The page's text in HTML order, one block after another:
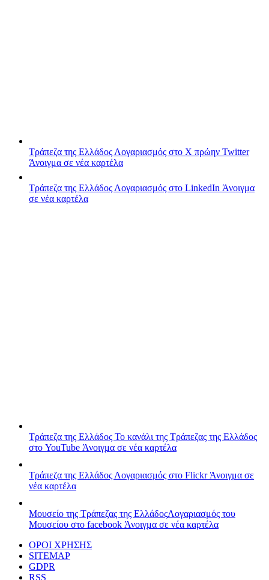
Τράπεζα της Ελλάδος Λογαριασμός στο X πρώην Twitter
Άνοιγμα σε νέα καρτέλα
Τράπεζα της Ελλάδος Λογαριασμός στο LinkedIn Άνοιγμα
σε νέα καρτέλα
Τράπεζα της Ελλάδος Το κανάλι της Τράπεζας της Ελλάδος
στο YouTube Άνοιγμα σε νέα καρτέλα
Τράπεζα της Ελλάδος Λογαριασμός στο FlickrΆνοιγμα σε
νέα καρτέλα
Μουσείο της Τράπεζας της ΕλλάδοςΛογαριασμός του
Μουσείου στο facebook Άνοιγμα σε νέα καρτέλα
ΟΡΟΙ ΧΡΗΣΗΣ
SITEMAP
GDPR
RSS